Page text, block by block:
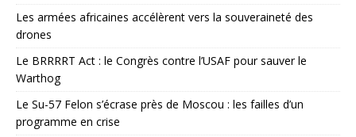
Les armées africaines accélèrent vers la souveraineté des
drones
Le BRRRRT Act : le Congrès contre l’USAF pour sauver le
Warthog
Le Su-57 Felon s’écrase près de Moscou : les failles d’un
programme en crise